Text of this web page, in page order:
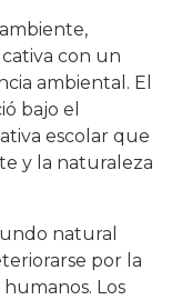
con un
ambiental. El
bajo el
escolar que
y la naturaleza
natural
por la
Los